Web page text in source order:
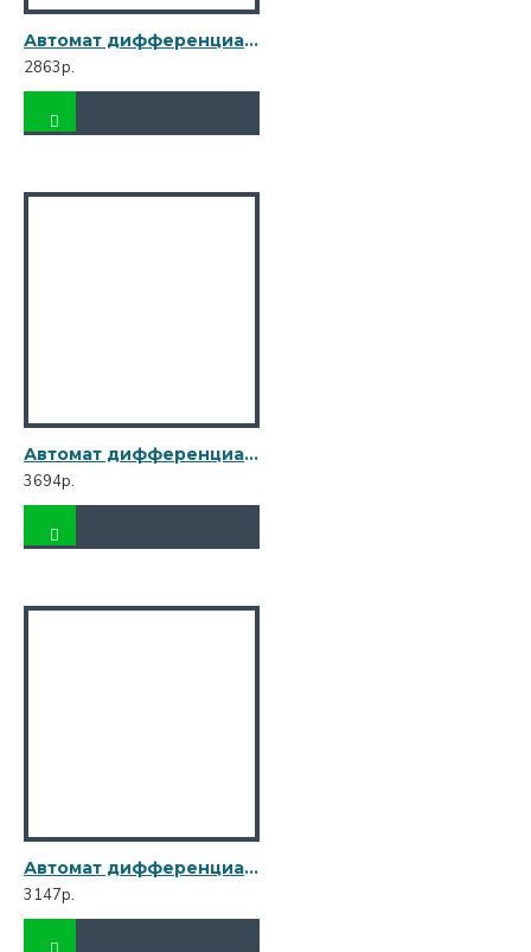
Автомат дифференциальный Legrand RX3 (419399) 16А 30 мА 1P+N тип AC 6 кА
2863р.
Автомат дифференциальный Legrand RX3 (419400) 20А 30 мА 1P+N тип AC 6 кА
3694р.
Автомат дифференциальный Legrand RX3 (419401) 25А 30 мА 1P+N тип AC 6 кА
3147р.